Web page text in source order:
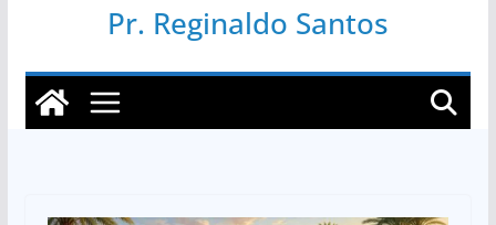
Pr. Reginaldo Santos